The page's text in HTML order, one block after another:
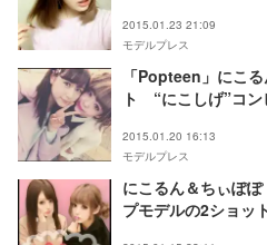
2015.01.23 21:09
モデルプレス
「Popteen」にこ
ト “にこしげ”コ
2015.01.20 16:13
モデルプレス
にこるん＆ちぃぽ
プモデルの2ショッ